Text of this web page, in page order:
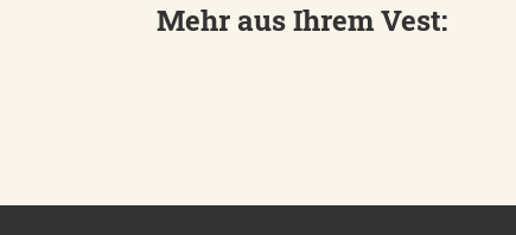
Mehr aus Ihrem Vest: